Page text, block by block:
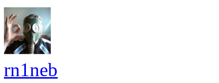
rn1neb